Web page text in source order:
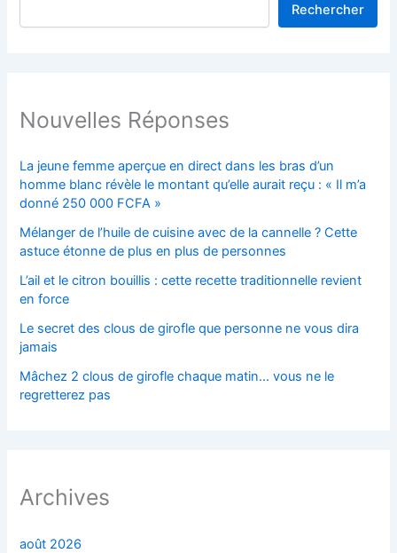
Rechercher
Nouvelles Réponses
La jeune femme aperçue en direct dans les bras d’un
homme blanc révèle le montant qu’elle aurait reçu : « Il m’a
donné 250 000 FCFA »
Mélanger de l’huile de cuisine avec de la cannelle ? Cette
astuce étonne de plus en plus de personnes
L’ail et le citron bouillis : cette recette traditionnelle revient
en force
Le secret des clous de girofle que personne ne vous dira
jamais
Mâchez 2 clous de girofle chaque matin… vous ne le
regretterez pas
Archives
août 2026